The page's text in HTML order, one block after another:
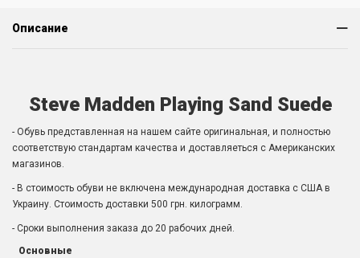
Описание
Steve Madden Playing Sand Suede
- Обувь представленная на нашем сайте оригинальная, и полностью
соответствую стандартам качества и доставляеться с Американских
магазинов.
- В стоимость обуви не включена международная доставка с США в
Украину. Стоимость доставки 500 грн. килограмм.
- Сроки выполнения заказа до 20 рабочих дней.
Основные